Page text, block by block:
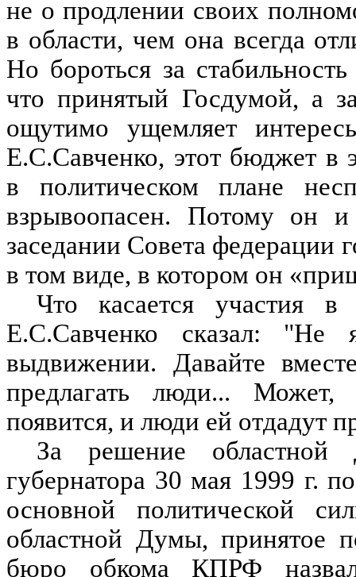
не о продлении своих
в области, чем она всегда
Но бороться за
что принятый Госдумой, а
ощутимо ущемляет
Е.С.Савченко, этот бюджет в
в политическом плане
взрывоопасен. Потому он
заседании Совета федерации
в том виде, в котором он
Что касается участия
Е.С.Савченко сказал:
выдвижении. Давайте
предлагать люди... Может,
появится, и люди ей отдадут
За решение областной
губернатора 30 мая 1999 г.
основной политической
областной Думы, принятое
бюро обкома КПРФ